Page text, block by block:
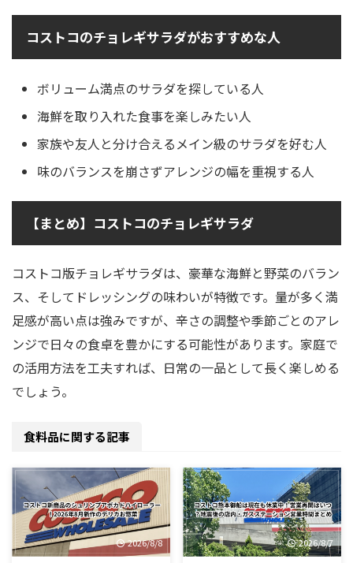
コストコのチョレギサラダがおすすめな人
ボリューム満点のサラダを探している人
海鮮を取り入れた食事を楽しみたい人
家族や友人と分け合えるメイン級のサラダを好む人
味のバランスを崩さずアレンジの幅を重視する人
【まとめ】コストコのチョレギサラダ
コストコ版チョレギサラダは、豪華な海鮮と野菜のバラン
ス、そしてドレッシングの味わいが特徴です。量が多く満
足感が高い点は強みですが、辛さの調整や季節ごとのアレ
ンジで日々の食卓を豊かにする可能性があります。家庭で
の活用方法を工夫すれば、日常の一品として長く楽しめる
でしょう。
食料品に関する記事
2026/8/8 2026/8/7